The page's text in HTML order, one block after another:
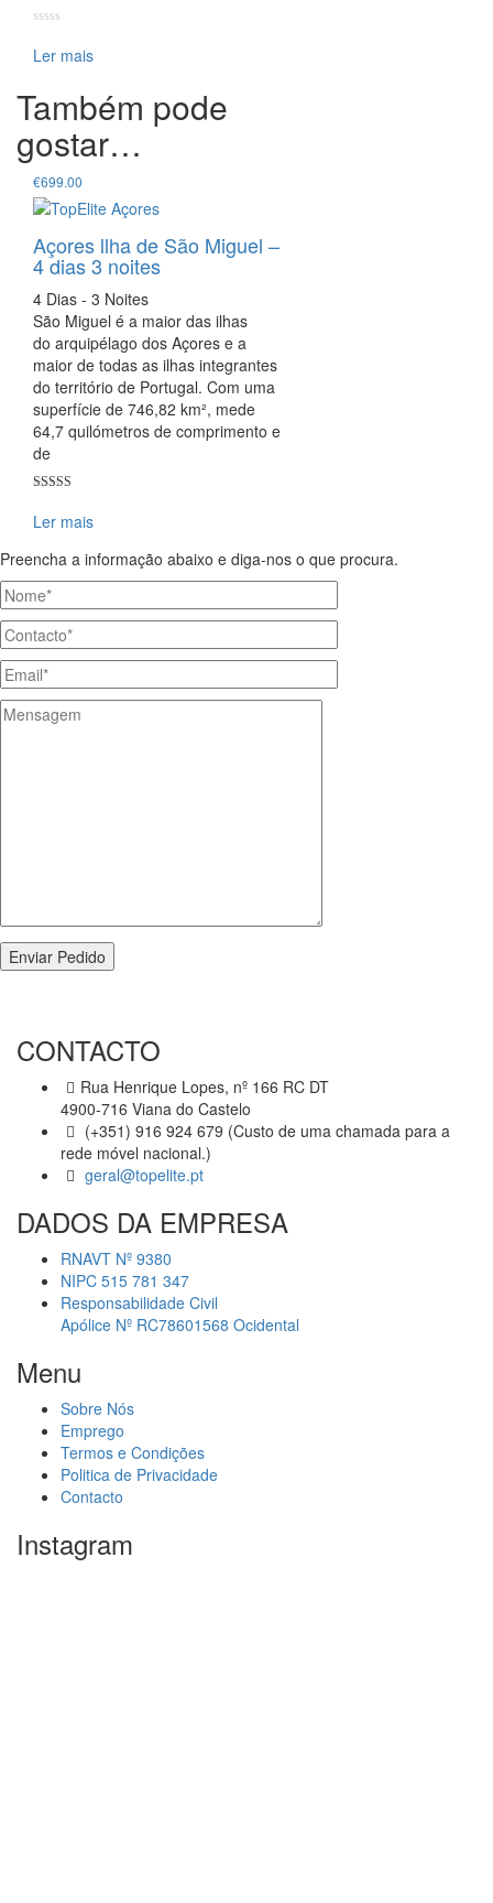
Ler mais
Também pode
gostar…
€699.00
Açores llha de São Miguel –
4 dias 3 noites
4 Dias - 3 Noites
São Miguel é a maior das ilhas
do arquipélago dos Açores e a
maior de todas as ilhas integrantes
do território de Portugal. Com uma
superfície de 746,82 km², mede
64,7 quilómetros de comprimento e
de
5.00
de 5
Ler mais
Preencha a informação abaixo e diga-nos o que procura.
CONTACTO
Rua Henrique Lopes, nº 166 RC DT
4900-716 Viana do Castelo
(+351) 916 924 679 (Custo de uma chamada para a
rede móvel nacional.)
geral@topelite.pt
DADOS DA EMPRESA
RNAVT Nº 9380
NIPC 515 781 347
Responsabilidade Civil
Apólice Nº RC78601568 Ocidental
Menu
Sobre Nós
Emprego
Termos e Condições
Politica de Privacidade
Contacto
Instagram